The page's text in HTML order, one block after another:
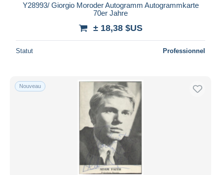
Y28993/ Giorgio Moroder Autogramm Autogrammkarte
70er Jahre
± 18,38 $US
Statut Professionnel
Nouveau